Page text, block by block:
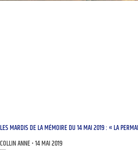
LES MARDIS DE LA MÉMOIRE DU 14 MAI 2019 : « LA
COLLIN ANNE 14 MAI 2019